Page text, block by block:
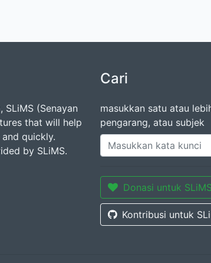
(Senayan
that will help
quickly.
by SLiMS.
Cari
masukkan satu atau
pengarang, atau subjek
Donasi untuk SLiMS
Kontribusi untuk